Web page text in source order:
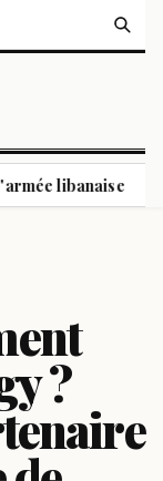
libanaise |
?